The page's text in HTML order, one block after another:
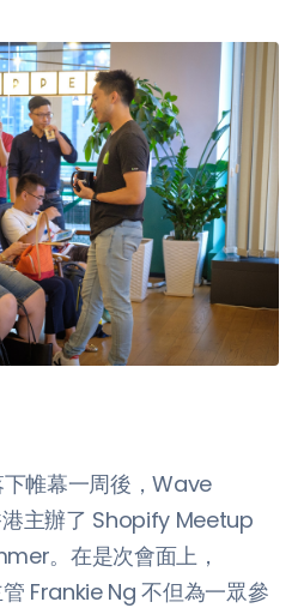
帷幕一周後，Wave
主辦了 Shopify Meetup
。在是次會面上，
Frankie Ng 不但為一眾參